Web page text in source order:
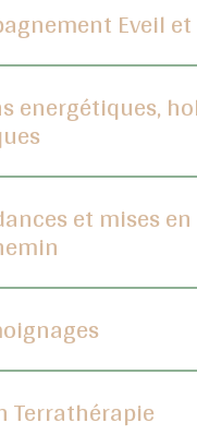
Eveil
energétiques,
et mises
Terrathérapie